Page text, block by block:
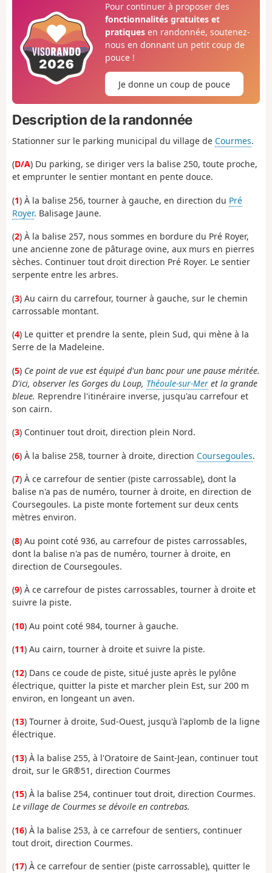
Pour continuer à proposer des
fonctionnalités gratuites et
pratiquesen randonnée, soutenez-
nous en donnant un petit coup de
pouce !
Je donne un coup de pouce
Description de la randonnée
Stationner sur le parking municipal du village de Courmes.
(D/A) Du parking, se diriger vers la balise 250, toute proche,
et emprunter le sentier montant en pente douce.
(1) À la balise 256, tourner à gauche, en direction du Pré
Royer. Balisage Jaune.
(2) À la balise 257, nous sommes en bordure du Pré Royer,
une ancienne zone de pâturage ovine, aux murs en pierres
sèches. Continuer tout droit direction Pré Royer. Le sentier
serpente entre les arbres.
(3) Au cairn du carrefour, tourner à gauche, sur le chemin
carrossable montant.
(4) Le quitter et prendre la sente, plein Sud, qui mène à la
Serre de la Madeleine.
(5) Ce point de vue est équipé d'un banc pour une pause méritée.
D'ici, observer les Gorges du Loup, Théoule-sur-Mer et la grande
bleue. Reprendre l'itinéraire inverse, jusqu'au carrefour et
son cairn.
(3) Continuer tout droit, direction plein Nord.
(6) À la balise 258, tourner à droite, direction Coursegoules.
(7) À ce carrefour de sentier (piste carrossable), dont la
balise n'a pas de numéro, tourner à droite, en direction de
Coursegoules. La piste monte fortement sur deux cents
mètres environ.
(8) Au point coté 936, au carrefour de pistes carrossables,
dont la balise n'a pas de numéro, tourner à droite, en
direction de Coursegoules.
(9) À ce carrefour de pistes carrossables, tourner à droite et
suivre la piste.
(10) Au point coté 984, tourner à gauche.
(11) Au cairn, tourner à droite et suivre la piste.
(12) Dans ce coude de piste, situé juste après le pylône
électrique, quitter la piste et marcher plein Est, sur 200 m
environ, en longeant un aven.
(13) Tourner à droite, Sud-Ouest, jusqu'à l'aplomb de la ligne
électrique.
(13) À la balise 255, à l'Oratoire de Saint-Jean, continuer tout
droit, sur le GR®51, direction Courmes
(15) À la balise 254, continuer tout droit, direction Courmes.
Le village de Courmes se dévoile en contrebas.
(16) À la balise 253, à ce carrefour de sentiers, continuer
tout droit, direction Courmes.
(17) À ce carrefour de sentier (piste carrossable), quitter le